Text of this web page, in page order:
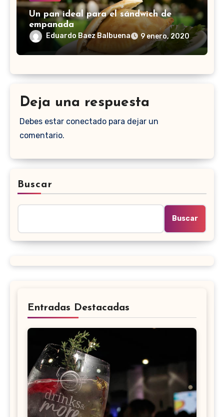
Un pan ideal para el sándwich de
empanada
Eduardo Baez Balbuena 9 enero, 2020
Deja una respuesta
Debes estar conectado para dejar un
comentario.
Buscar
Buscar
Entradas Destacadas